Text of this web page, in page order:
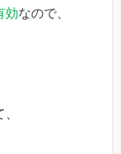
効なので、